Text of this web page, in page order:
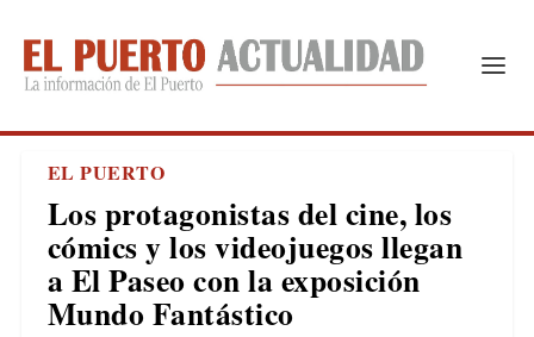
EL PUERTO
Los protagonistas del cine, los
cómics y los videojuegos llegan
a El Paseo con la exposición
Mundo Fantástico